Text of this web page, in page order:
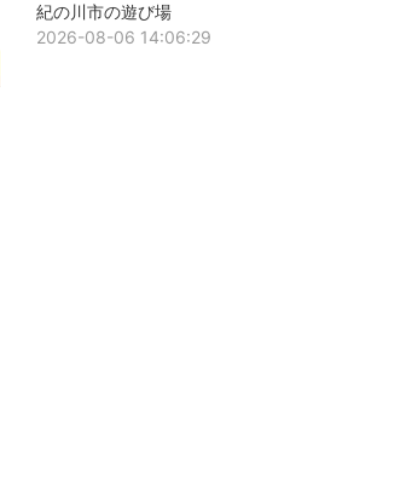
紀の川市の遊び場
2026-08-06 14:06:29